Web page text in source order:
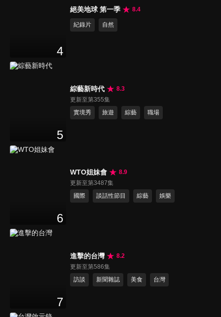
4
絕美地球 第一季 8.4
紀錄片 自然
5
綜藝新時代
8.3
更新至第355集
實境秀
旅遊 綜藝 職場
6
WTO姐妹會
8.9
更新至第3487集
國際
談話性節目 綜藝 娛樂
7
進擊的台灣
8.2
更新至第586集
訪談
新聞雜誌 美食 台灣